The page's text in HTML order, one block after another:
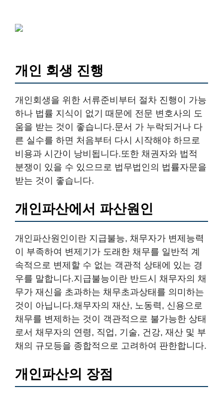
개인 회생 진행
개인회생을 위한 서류준비부터 절차 진행이 가능
하나 법률 지식이 없기 때문에 전문 변호사의 도
움을 받는 것이 좋습니다.문서 가 누락되거나 다
른 실수를 하면 처음부터 다시 시작해야 하므로
비용과 시간이 낭비됩니다.또한 채권자와 법적
분쟁이 있을 수 있으므로 법무법인의 법률자문을
받는 것이 좋습니다.
개인파산에서 파산원인
개인파산원인이란 지급불능, 채무자가 변제능력
이 부족하여 변제기가 도래한 채무를 일반적 계
속적으로 변제할 수 없는 객관적 상태에 있는 경
우를 말합니다.지급불능이란 반드시 채무자의 채
무가 재신을 초과하는 채무초과상태를 의미하는
것이 아닙니다.채무자의 재산, 노동력, 신용으로
채무를 변제하는 것이 객관적으로 불가능한 상태
로서 채무자의 연령, 직업, 기술, 건강, 재산 및 부
채의 규모등을 종합적으로 고려하여 판한합니다.
개인파산의 장점